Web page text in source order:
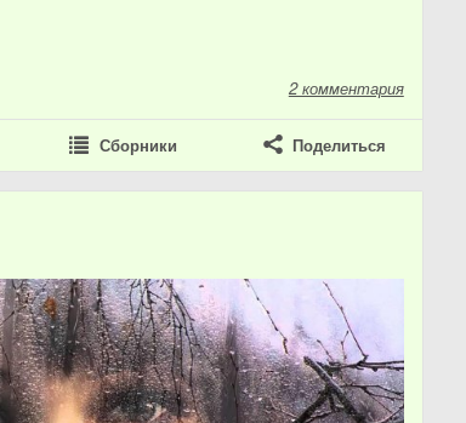
2 комментария
Сборники Поделиться